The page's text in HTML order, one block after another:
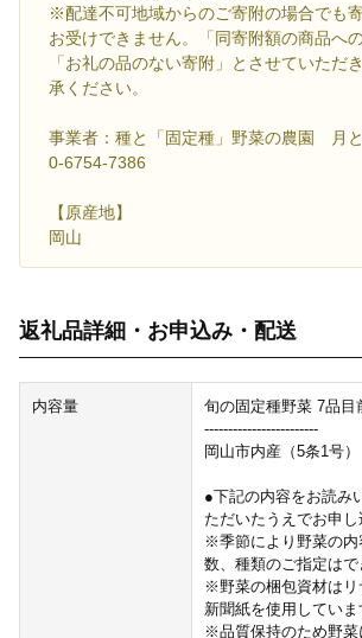
※配達不可地域からのご寄附の場合でも
お受けできません。「同寄附額の商品へ
「お礼の品のない寄附」とさせていただ
承ください。
事業者：種と「固定種」野菜の農園 月
0-6754-7386
【原産地】
岡山
返礼品詳細・お申込み・配送
内容量
旬の固定種野菜 7品目
------------------------
岡山市内産（5条1号）
●下記の内容をお読み
ただいたうえでお申
※季節により野菜の内
数、種類のご指定はで
※野菜の梱包資材はリ
新聞紙を使用していま
※品質保持のため野菜